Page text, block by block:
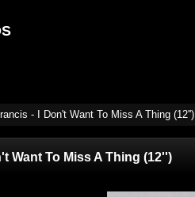
- I Don't Want To Miss A Thing (12'')
Want To Miss A Thing (12'')